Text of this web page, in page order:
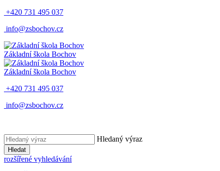
+420 731 495 037
info@zsbochov.cz
Základní škola Bochov
Základní škola Bochov
+420 731 495 037
info@zsbochov.cz
Hledaný výraz
Hledat
rozšířené vyhledávání